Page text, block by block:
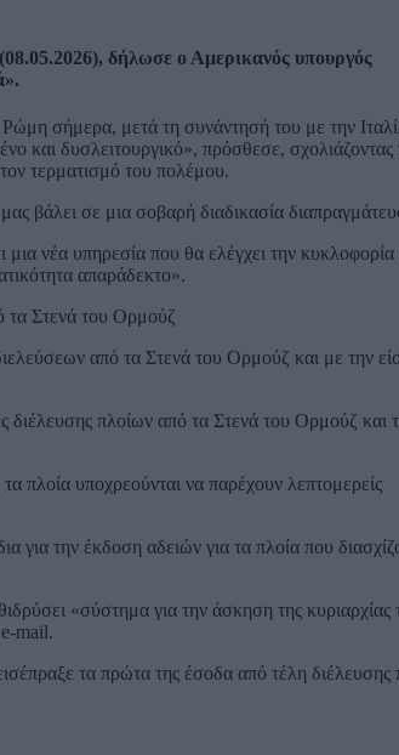
δήλωσε ο Αμερικανός υπουργός
σήμερα, μετά τη συνάντησή του με την
και δυσλειτουργικό», πρόσθεσε, σχολιάζοντας
τερματισμό του πολέμου.
βάλει σε μια σοβαρή διαδικασία
μια νέα υπηρεσία που θα ελέγχει την
απαράδεκτο».
τα Στενά του Ορμούζ
από τα Στενά του Ορμούζ και με την
διέλευσης πλοίων από τα Στενά του Ορμούζ και
πλοία υποχρεούνται να παρέχουν λεπτομερείς
την έκδοση αδειών για τα πλοία που
«σύστημα για την άσκηση της κυριαρχίας
mail.
τα πρώτα της έσοδα από τέλη διέλευσης